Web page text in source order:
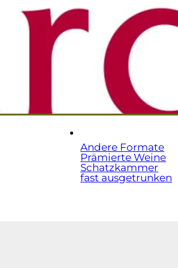
Andere Formate
Prämierte Weine
Schatzkammer
fast ausgetrunken